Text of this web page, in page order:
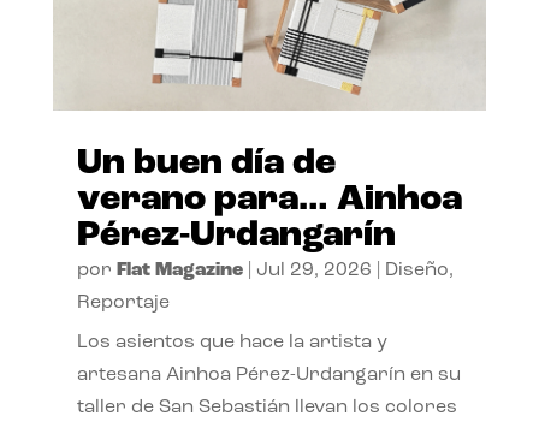
Un buen día de
verano para… Ainhoa
Pérez-Urdangarín
por Flat Magazine| Jul 29, 2026 Diseño,
Reportaje
Los asientos que hace la artista y
artesana Ainhoa Pérez-Urdangarín en su
taller de San Sebastián llevan los colores